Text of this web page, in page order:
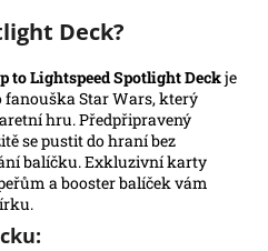
Deck?
to Lightspeed Spotlight Deckje
Star Wars, který
hru. Předpřipravený
se pustit do hraní bez
balíčku. Exkluzivní karty
a booster balíček vám